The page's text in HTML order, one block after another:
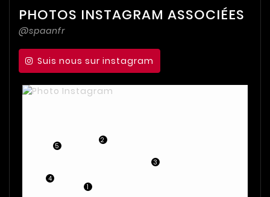
PHOTOS INSTAGRAM ASSOCIÉES
@spaanfr
Suis nous sur instagram
1
2
3
4
5